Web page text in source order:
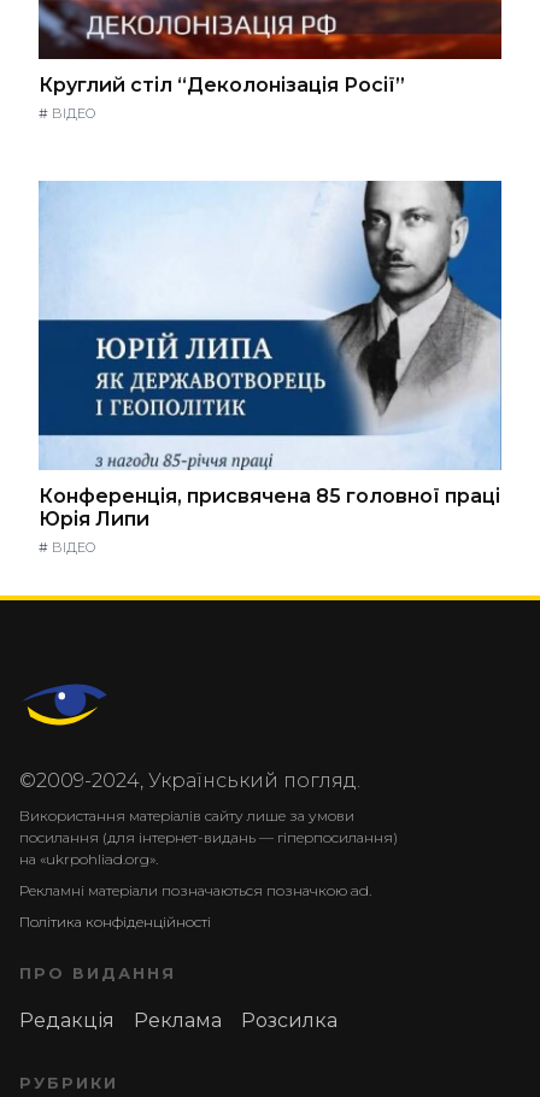
Круглий стіл “Деколонізація Росії”
# ВІДЕО
Конференція, присвячена 85 головної праці
Юрія Липи
# ВІДЕО
©2009-2024, Український погляд.
Використання матеріалів сайту лише за умови
посилання (для інтернет-видань — гіперпосилання)
на «ukrpohliad.org».
Рекламні матеріали позначаються позначкою ad.
Політика конфіденційності
ПРО ВИДАННЯ
Редакція Реклама Розсилка
РУБРИКИ